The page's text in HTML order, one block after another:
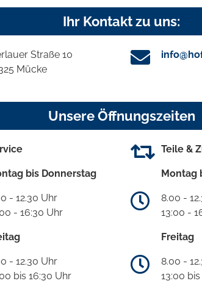
Ihr Kontakt zu uns:
Straße 10
Mücke
Unsere Öffnungszeiten
bis Donnerstag
- 12.30 Uhr
- 16:30 Uhr
- 12.30 Uhr
bis 16:30 Uhr
Teile &
Montag
8.00 -
13:00 -
Freitag
8.00 -
13:00